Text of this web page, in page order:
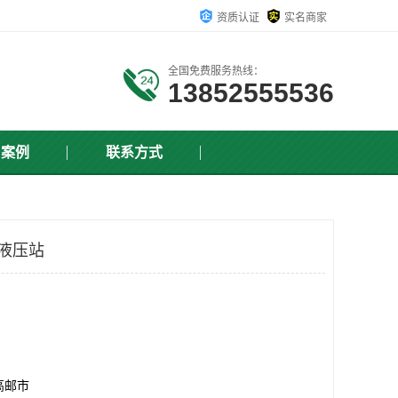
资质认证 实名商家
全国免费服务热线：
13852555536
例 联系方式
压站
邮市